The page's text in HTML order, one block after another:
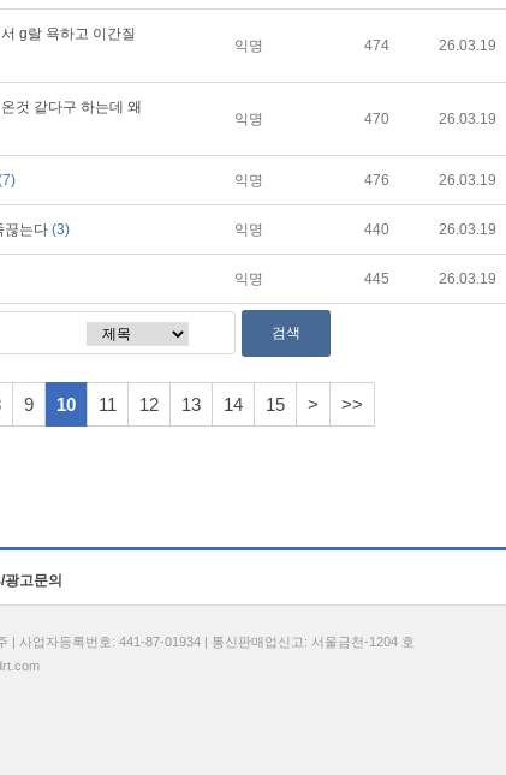
g랄 욕하고 이간질
익명 474 26.03.19
것 같다구 하는데 왜
익명 470 26.03.19
익명 476 26.03.19
끊는다 (3) 익명 440 26.03.19
익명 445 26.03.19
9 10 11 12 13 14 15 > >>
광고문의
사업자등록번호: 441-87-01934 | 통신판매업신고: 서울금천-1204 호